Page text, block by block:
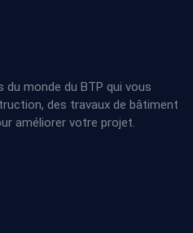
monde du BTP qui vous
des travaux de bâtiment
améliorer votre projet.